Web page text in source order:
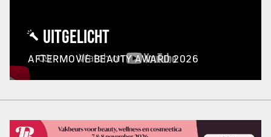
UITGELICHT
AFTERMOVIE BEAUTY AWARD 2026